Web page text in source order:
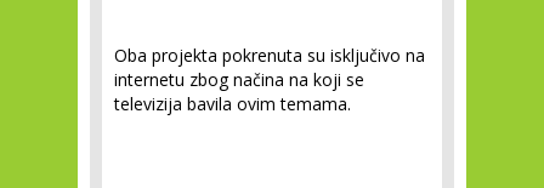
Oba projekta pokrenuta su isključivo na
internetu zbog načina na koji se
televizija bavila ovim temama.